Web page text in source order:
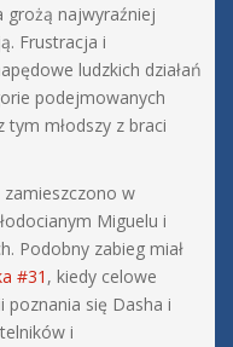
grożą najwyraźniej
Frustracja i
ludzkich działań
podejmowanych
tym młodszy z braci
zamieszczono w
Miguelu i
Podobny zabieg miał
#31 , kiedy celowe
poznania się Dasha i
i